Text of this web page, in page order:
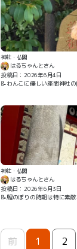
神社・仏閣
はるちゃんとさん
投稿日：2026年6月4日
📝わんこに優しい座間神社
神社・仏閣
はるちゃんとさん
投稿日：2026年6月3日
📝鯉のぼりの時期は特に素
前 1 2